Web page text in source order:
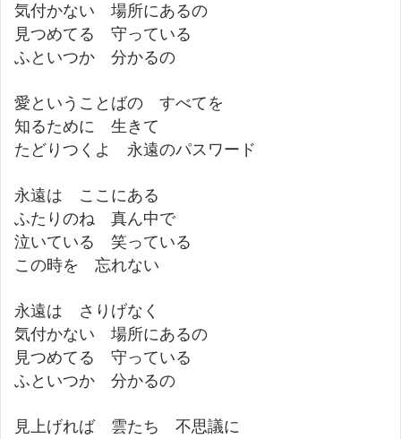
気付かない 場所にあるの
見つめてる 守っている
ふといつか 分かるの
愛ということばの すべてを
知るために 生きて
たどりつくよ 永遠のパスワード
永遠は ここにある
ふたりのね 真ん中で
泣いている 笑っている
この時を 忘れない
永遠は さりげなく
気付かない 場所にあるの
見つめてる 守っている
ふといつか 分かるの
見上げれば 雲たち 不思議に